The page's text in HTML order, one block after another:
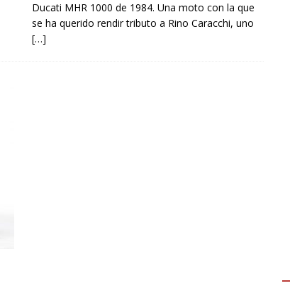
Ducati MHR 1000 de 1984. Una moto con la que
se ha querido rendir tributo a Rino Caracchi, uno
[…]